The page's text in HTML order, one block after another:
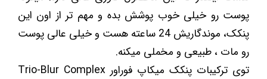
پوست رو خیلی خوب پوشش بده و مهم تر از اون این
پنکک، موندگاریش 24 ساعته هست و خیلی عالی پوست
رو مات ، طبیعی و مخملی میکنه.
توی ترکیبات پنکک میکاپ فوراور Trio-Blur Complex